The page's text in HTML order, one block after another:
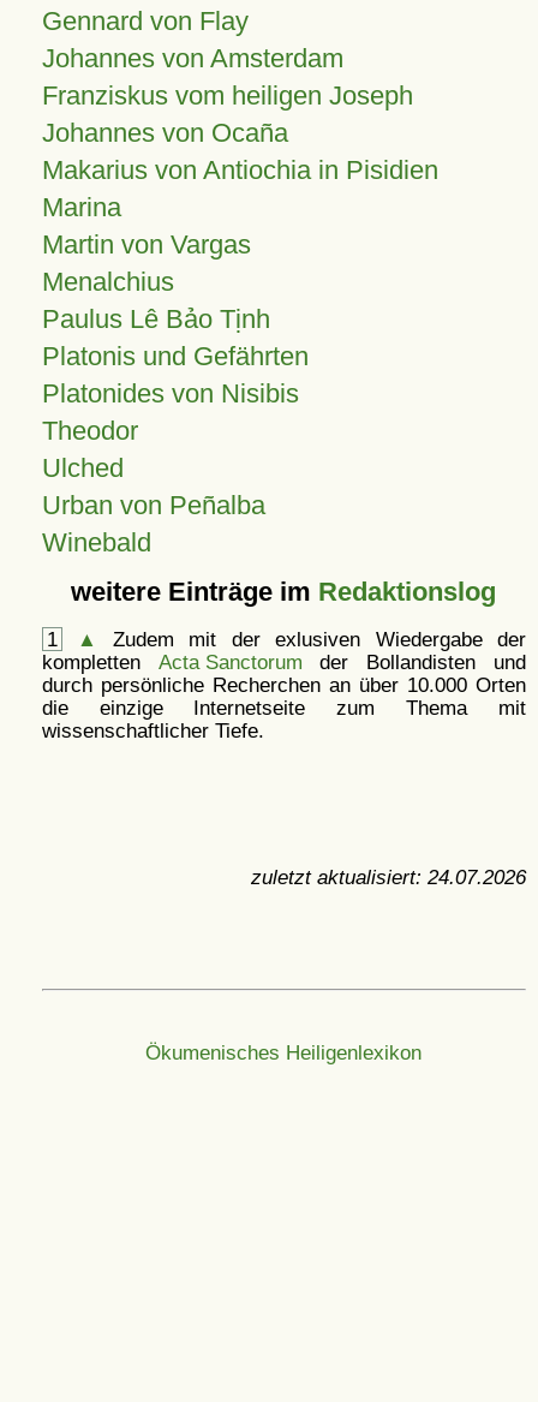
Gennard von Flay
Johannes von Amsterdam
Franziskus vom heiligen Joseph
Johannes von Ocaña
Makarius von Antiochia in Pisidien
Marina
Martin von Vargas
Menalchius
Paulus Lê Bảo Tịnh
Platonis und Gefährten
Platonides von Nisibis
Theodor
Ulched
Urban von Peñalba
Winebald
weitere Einträge im Redaktionslog
1 ▲
Zudem mit der exlusiven Wiedergabe der
kompletten Acta Sanctorum der Bollandisten und
durch persönliche Recherchen an über 10.000 Orten
die einzige Internetseite zum Thema mit
wissenschaftlicher Tiefe.
zuletzt aktualisiert: 24.07.2026
Ökumenisches Heiligenlexikon